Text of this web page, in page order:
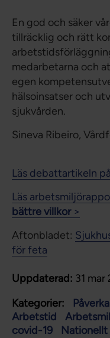
En god och säker
tillräcklig och rätt
medarbetarna och
egen
hälsoinsatser och
sjukvården.
Sineva Ribeiro,
Läs debattartikeln
Läs
bättre villkor>
Aftonbladet:
för feta
Uppdaterad: 31 mar
Kategorier:
Arbetstid
covid-19
Nationellt